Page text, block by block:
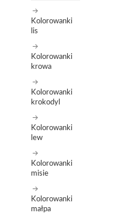
Kolorowanki
lis
Kolorowanki
krowa
Kolorowanki
krokodyl
Kolorowanki
lew
Kolorowanki
misie
Kolorowanki
małpa